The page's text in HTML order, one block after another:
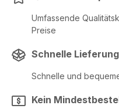
Umfassende
Preise
Schnelle Lieferung
Schnelle und
Kein